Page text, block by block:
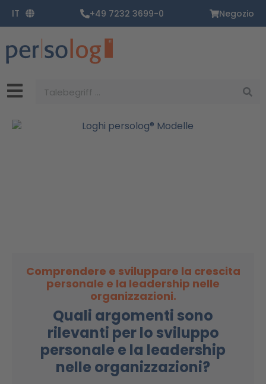
contenuto
IT +49 7232 3699-0 Negozio
Comprendere e sviluppare la crescita
personale e la leadership nelle
organizzazioni.
Quali argomenti sono
rilevanti per lo sviluppo
personale e la leadership
nelle organizzazioni?